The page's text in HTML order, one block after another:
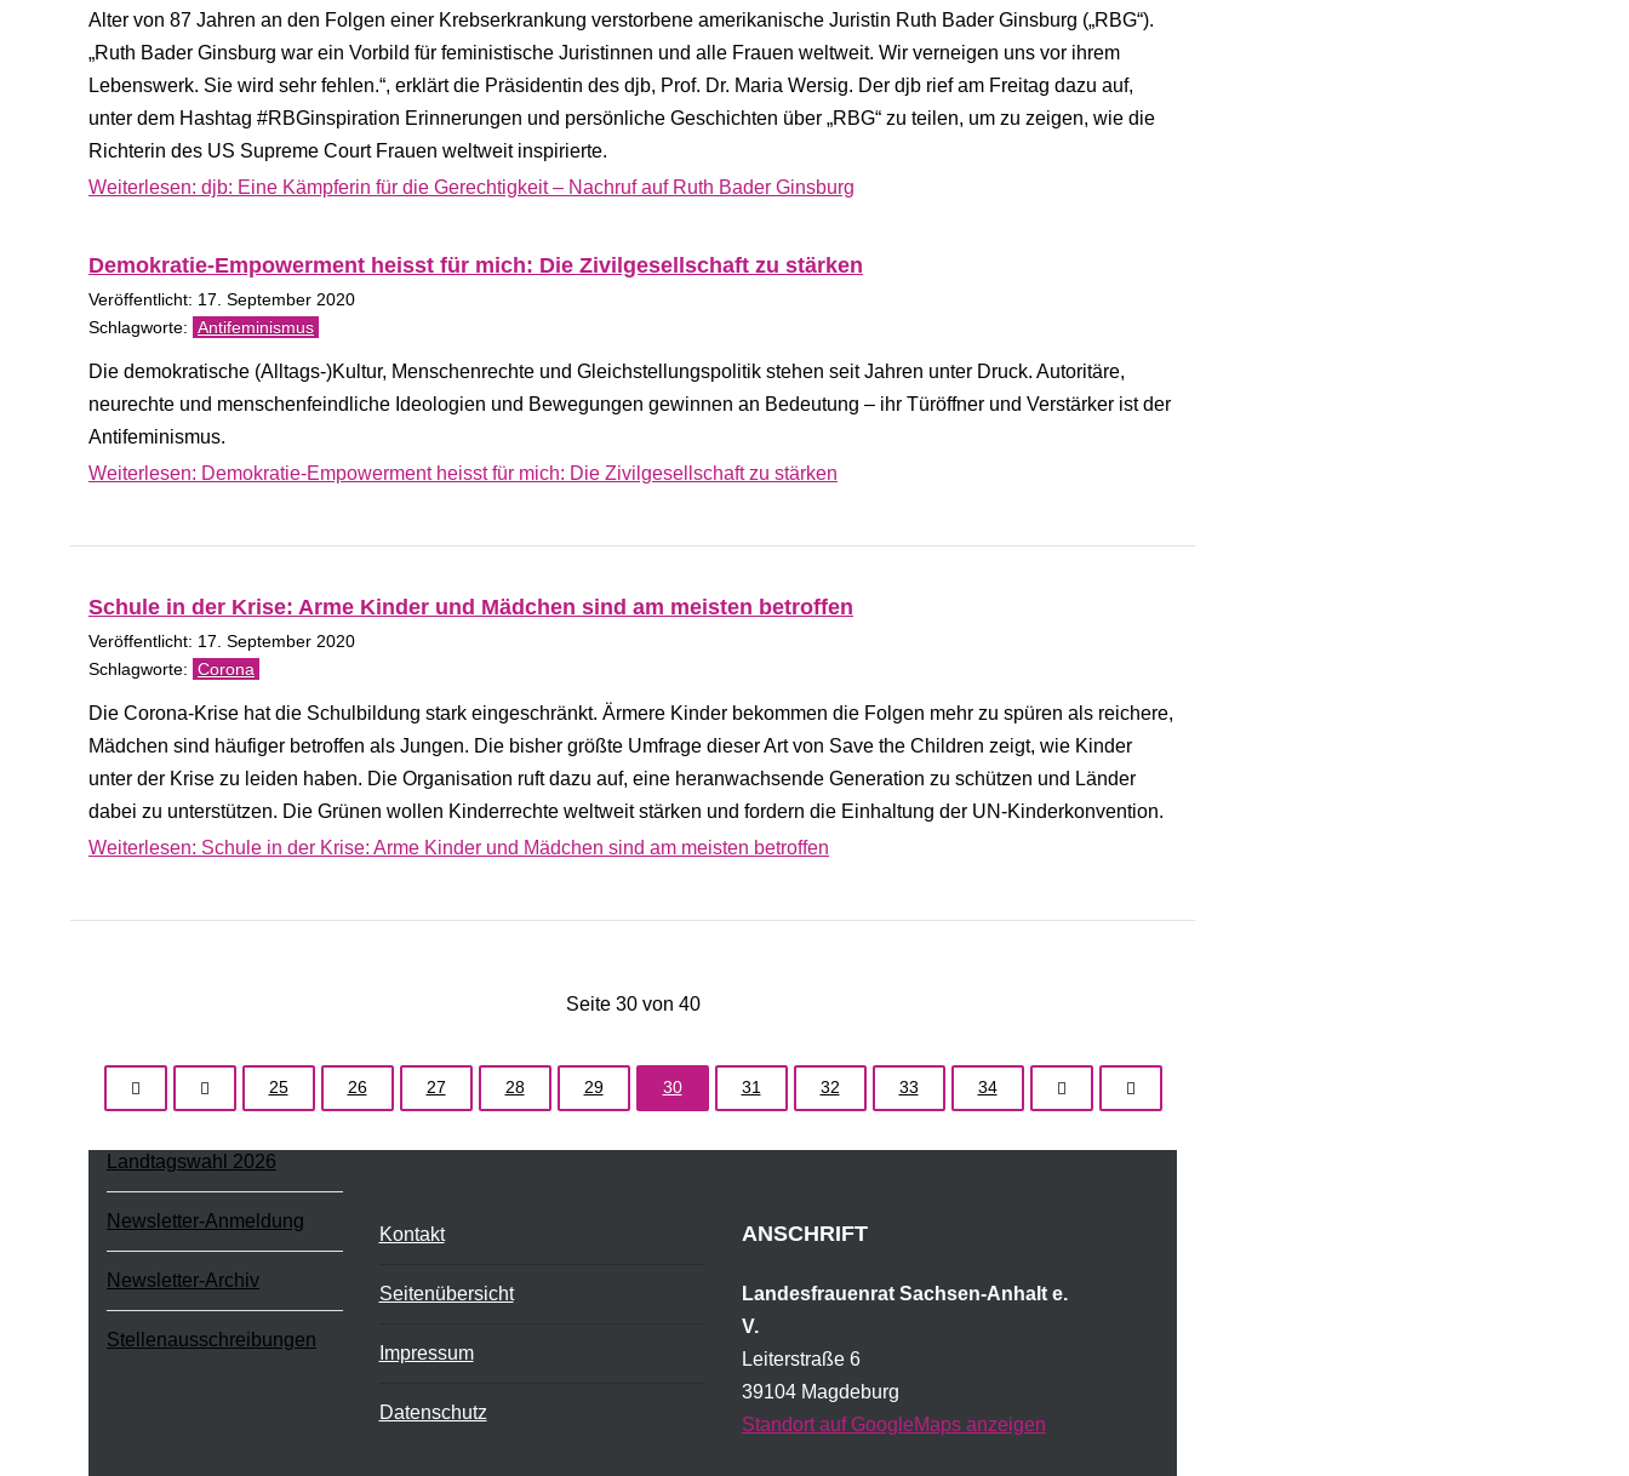
Alter von 87 Jahren an den Folgen einer Krebserkrankung verstorbene amerikanische Juristin Ruth Bader Ginsburg („RBG“).
„Ruth Bader Ginsburg war ein Vorbild für feministische Juristinnen und alle Frauen weltweit. Wir verneigen uns vor ihrem
Lebenswerk. Sie wird sehr fehlen.“, erklärt die Präsidentin des djb, Prof. Dr. Maria Wersig. Der djb rief am Freitag dazu auf,
unter dem Hashtag #RBGinspiration Erinnerungen und persönliche Geschichten über „RBG“ zu teilen, um zu zeigen, wie die
Richterin des US Supreme Court Frauen weltweit inspirierte.
Weiterlesen: djb: Eine Kämpferin für die Gerechtigkeit – Nachruf auf Ruth Bader Ginsburg
Demokratie-Empowerment heisst für mich: Die Zivilgesellschaft zu stärken
Veröffentlicht: 17. September 2020
Antifeminismus
Die demokratische (Alltags-)Kultur, Menschenrechte und Gleichstellungspolitik stehen seit Jahren unter Druck. Autoritäre,
neurechte und menschenfeindliche Ideologien und Bewegungen gewinnen an Bedeutung – ihr Türöffner und Verstärker ist der
Antifeminismus.
Weiterlesen: Demokratie-Empowerment heisst für mich: Die Zivilgesellschaft zu stärken
Schule in der Krise: Arme Kinder und Mädchen sind am meisten betroffen
Veröffentlicht: 17. September 2020
Corona
Die Corona-Krise hat die Schulbildung stark eingeschränkt. Ärmere Kinder bekommen die Folgen mehr zu spüren als reichere,
Mädchen sind häufiger betroffen als Jungen. Die bisher größte Umfrage dieser Art von Save the Children zeigt, wie Kinder
unter der Krise zu leiden haben. Die Organisation ruft dazu auf, eine heranwachsende Generation zu schützen und Länder
dabei zu unterstützen. Die Grünen wollen Kinderrechte weltweit stärken und fordern die Einhaltung der UN-Kinderkonvention.
Weiterlesen: Schule in der Krise: Arme Kinder und Mädchen sind am meisten betroffen
Seite 30 von 40
25 26 27 28 29 30 31 32 33 34
Landtagswahl 2026
Newsletter-Anmeldung
Newsletter-Archiv
Stellenausschreibungen
Kontakt
Seitenübersicht
Impressum
Datenschutz
ANSCHRIFT
Landesfrauenrat Sachsen-Anhalt e.
V.
Leiterstraße 6
39104 Magdeburg
Standort auf GoogleMaps anzeigen